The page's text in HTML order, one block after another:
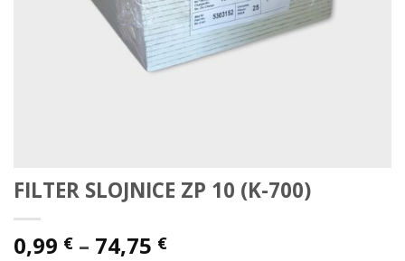
FILTER SLOJNICE ZP 10 (K-700)
0,99 € – 74,75 €Raspon